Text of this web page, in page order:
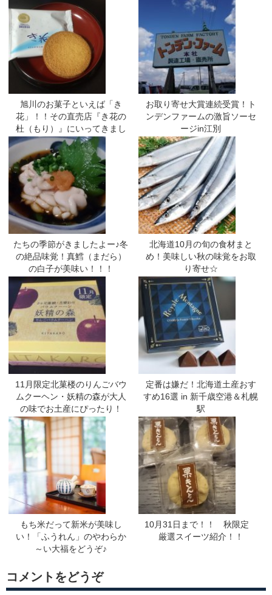
旭川のお菓子といえば「き
花」！！その直売店『き花の
杜（もり）』にいってきまし
たよー
お取り寄せ大賞連続受賞！ト
ンデンファームの激旨ソーセ
ージin江別
たちの季節がきましたよー♪冬
の絶品味覚！真鱈（まだら）
の白子が美味い！！！
北海道10月の旬の食材まと
め！美味しい秋の味覚をお取
り寄せ☆
11月限定北菓楼のりんごバウ
ムクーヘン・妖精の森が大人
の味でお土産にぴったり！
定番は嫌だ！北海道土産おす
すめ16選 in 新千歳空港＆札幌
駅
もち米だって新米が美味し
い！「ふうれん」のやわらか
～い大福をどうぞ♪
10月31日まで！！ 秋限定
厳選スイーツ紹介！！
コメントをどうぞ